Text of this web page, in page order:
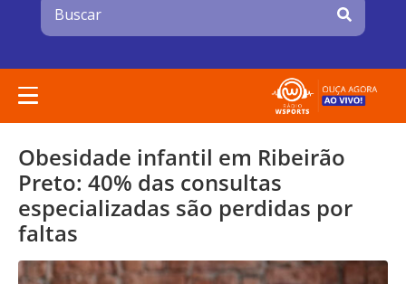
Obesidade infantil em Ribeirão
Preto: 40% das consultas
especializadas são perdidas por
faltas